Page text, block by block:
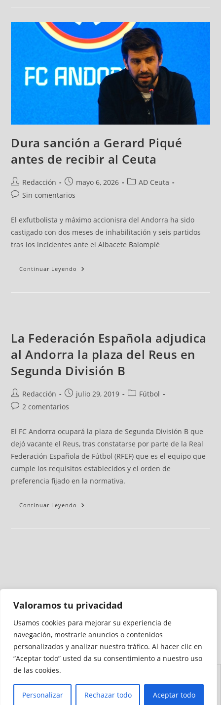
Valoramos tu privacidad
Usamos cookies para mejorar su experiencia de
navegación, mostrarle anuncios o contenidos
personalizados y analizar nuestro tráfico. Al hacer clic en
“Aceptar todo” usted da su consentimiento a nuestro uso
de las cookies.
Personalizar Rechazar todo Aceptar todo
Dura sanción a Gerard Piqué
antes de recibir al Ceuta
Redacción mayo 6, 2026
AD Ceuta
Sin comentarios
El exfutbolista y máximo accionisra del Andorra ha sido
castigado con dos meses de inhabilitación y seis partidos
tras los incidentes ante el Albacete Balompié
Continuar Leyendo
La Federación Española adjudica
al Andorra la plaza del Reus en
Segunda División B
Redacción julio 29, 2019
Fútbol
2 comentarios
El FC Andorra ocupará la plaza de Segunda División B que
dejó vacante el Reus, tras constatarse por parte de la Real
Federación Española de Fútbol (RFEF) que es el equipo que
cumple los requisitos establecidos y el orden de
preferencia fijado en la normativa.
Continuar Leyendo
Medio auditado por
Accesibilidad
Sitio
Cookies
Privacidad